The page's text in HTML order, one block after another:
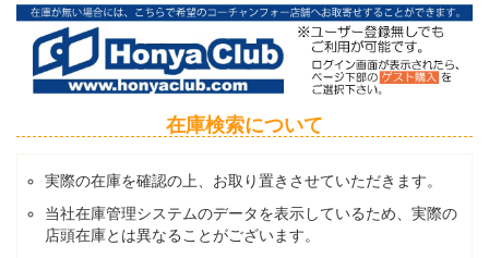
在庫検索について
実際の在庫を確認の上、お取り置きさせていただきます。
当社在庫管理システムのデータを表示しているため、実際の
店頭在庫とは異なることがございます。